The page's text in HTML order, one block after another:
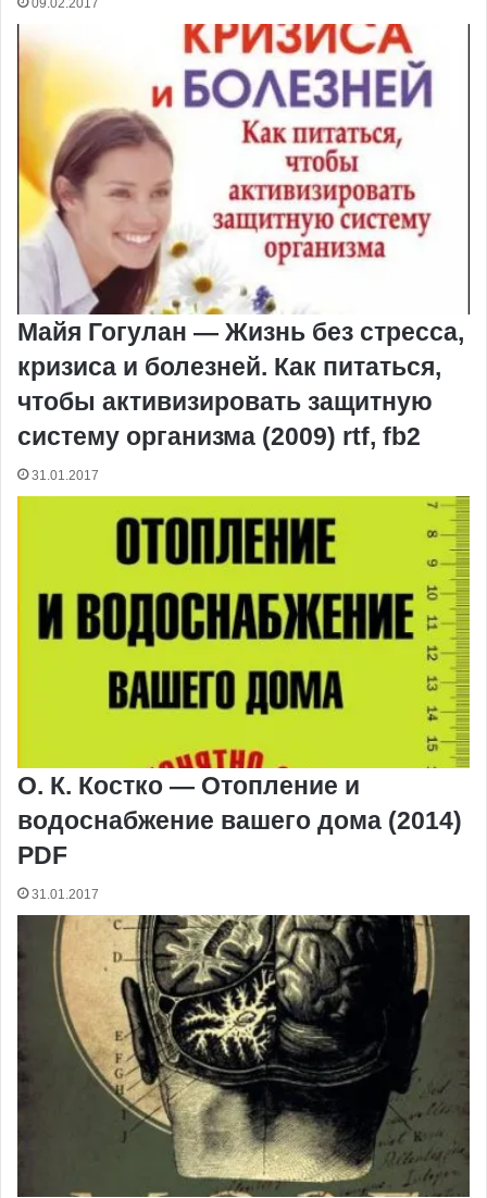
Майя Гогулан — Жизнь без стресса,
кризиса и болезней. Как питаться,
чтобы активизировать защитную
систему организма (2009) rtf, fb2
31.01.2017
О. К. Костко — Отопление и
водоснабжение вашего дома (2014)
PDF
31.01.2017